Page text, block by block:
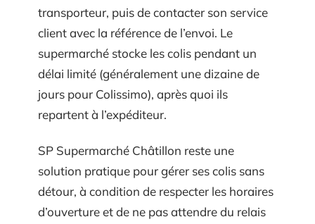
transporteur, puis de contacter son service
client avec la référence de l’envoi. Le
supermarché stocke les colis pendant un
délai limité (généralement une dizaine de
jours pour Colissimo), après quoi ils
repartent à l’expéditeur.
SP Supermarché Châtillon reste une
solution pratique pour gérer ses colis sans
détour, à condition de respecter les horaires
d’ouverture et de ne pas attendre du relais